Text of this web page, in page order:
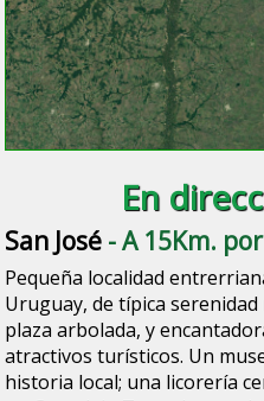
En
San José - A 15Km.
Pequeña localidad
Uruguay, de típica
plaza arbolada, y
atractivos turísticos. Un
historia local; una licorería